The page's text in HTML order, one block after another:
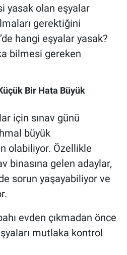
yasak olan eşyalar
gerektiğini
hangi eşyalar yasak?
bilmesi gereken
Bir Hata Büyük
için sınav günü
büyük
olabiliyor. Özellikle
binasına gelen adaylar,
sorun yaşayabiliyor ve
evden çıkmadan önce
mutlaka kontrol